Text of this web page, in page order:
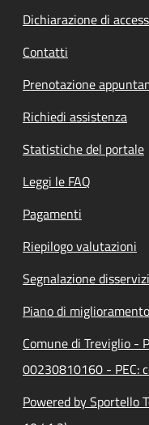
Dichiarazione di
Contatti
Prenotazione
Richiedi assistenza
Statistiche del portale
Leggi le FAQ
Pagamenti
Riepilogo valutazioni
Segnalazione
Piano di
Comune di Treviglio -
00230810160 - PEC:
Powered by Sportello